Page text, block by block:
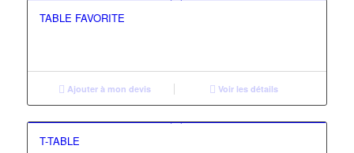
TABLE FAVORITE
Ajouter à mon devis Voir les détails
T-TABLE